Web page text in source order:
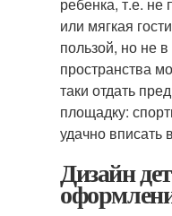
или мягкая
пользой, но не
пространства
таки отдать
площадку:
удачно вписать
Дизайн